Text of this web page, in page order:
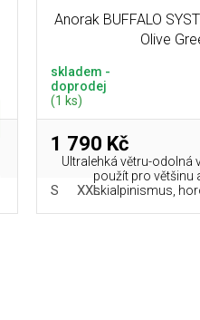
Anorak BUFFALO
Olive
skladem -
doprodej
(1 ks)
1 790 Kč
Ultralehká větru-odolná
použít pro většinu
skialpinismus,
S XXL